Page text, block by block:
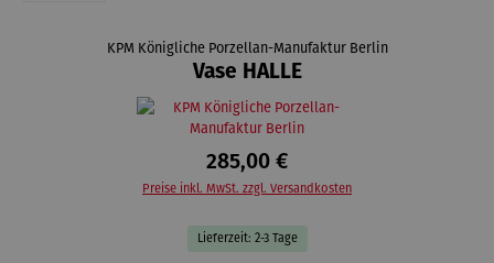
KPM Königliche Porzellan-Manufaktur Berlin
Vase HALLE
285,00 €
Preise inkl. MwSt. zzgl. Versandkosten
Lieferzeit: 2-3 Tage